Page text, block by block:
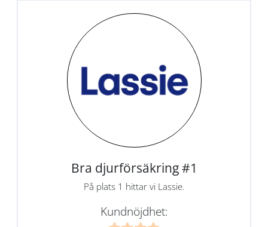
Bra djurförsäkring #1
På plats 1 hittar vi Lassie.
Kundnöjdhet: